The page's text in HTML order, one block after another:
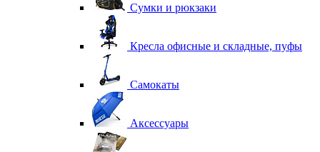
Сумки и рюкзаки
Кресла офисные и складные, пуфы
Самокаты
Аксессуары